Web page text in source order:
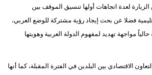
لعدة اتجاهات أولها تنسيق الموقف بين
فضلا عن بحث إيجاد رؤية مشتركة للوضع العربي،
مواجهة تهديد لمفهوم الدولة العربية وهويتها
الاقتصادي بين البلدين في الفترة المقبلة، كما أنها